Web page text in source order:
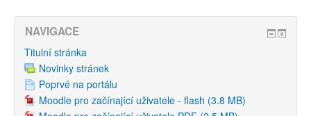
NAVIGACE
Titulní stránka
Novinky stránek
Poprvé na portálu
Moodle pro začínající uživatele - flash (3.8 MB)